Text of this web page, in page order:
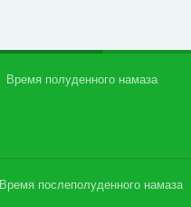
Время полуденного намаза
Время послеполуденного намаза